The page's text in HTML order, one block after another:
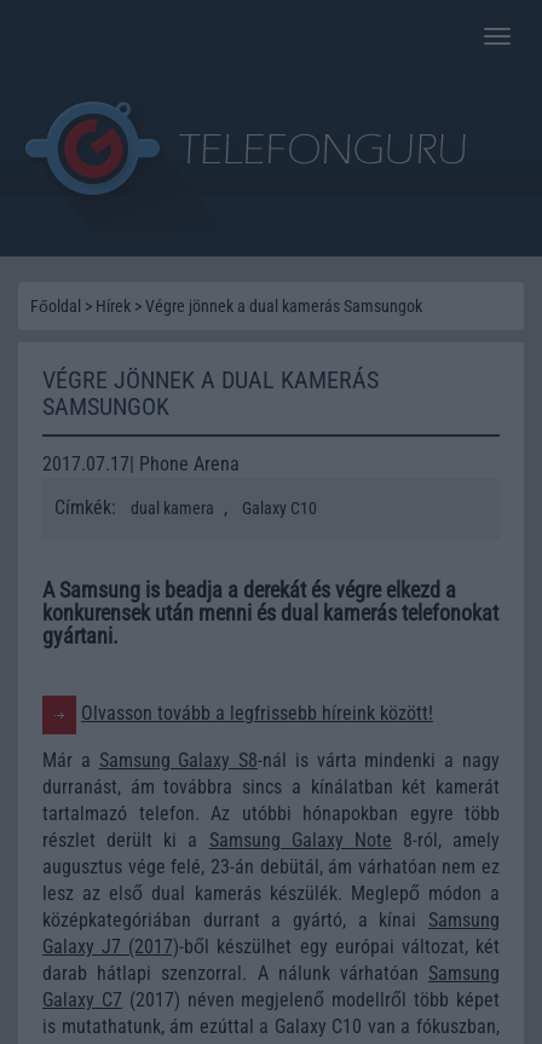
Toggle
Főoldal > Hírek >Végre jönnek a dual kamerás Samsungok
VÉGRE JÖNNEK A DUAL KAMERÁS
SAMSUNGOK
2017.07.17| Phone Arena
Címkék:
dual kamera , Galaxy C10
A Samsung is beadja a derekát és végre elkezd a
konkurensek után menni és dual kamerás telefonokat
gyártani.
Olvasson tovább a legfrissebb híreink között!
Már a Samsung Galaxy S8-nál is várta mindenki a nagy
durranást, ám továbbra sincs a kínálatban két kamerát
tartalmazó telefon. Az utóbbi hónapokban egyre több
részlet derült ki a Samsung Galaxy Note 8-ról, amely
augusztus vége felé, 23-án debütál, ám várhatóan nem ez
lesz az első dual kamerás készülék. Meglepő módon a
középkategóriában durrant a gyártó, a kínai Samsung
Galaxy J7 (2017)-ből készülhet egy európai változat, két
darab hátlapi szenzorral. A nálunk várhatóan Samsung
Galaxy C7 (2017) néven megjelenő modellről több képet
is mutathatunk, ám ezúttal a Galaxy C10 van a fókuszban,